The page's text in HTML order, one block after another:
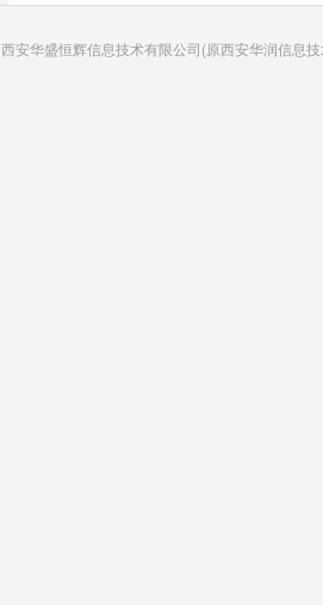
西安华盛恒辉信息技术有限公司(原西安华润信息